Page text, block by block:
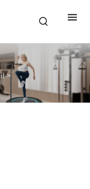
>